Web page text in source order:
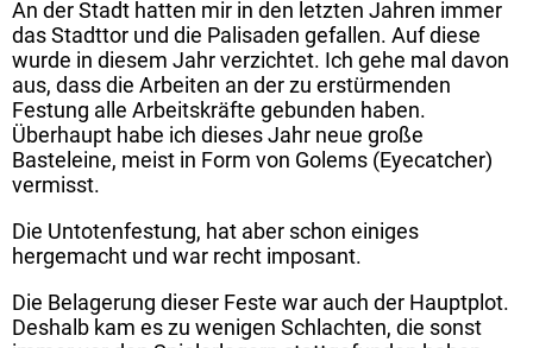
An der Stadt hatten mir in den letzten Jahren immer
das Stadttor und die Palisaden gefallen. Auf diese
wurde in diesem Jahr verzichtet. Ich gehe mal davon
aus, dass die Arbeiten an der zu erstürmenden
Festung alle Arbeitskräfte gebunden haben.
Überhaupt habe ich dieses Jahr neue große
Basteleine, meist in Form von Golems (Eyecatcher)
vermisst.
Die Untotenfestung, hat aber schon einiges
hergemacht und war recht imposant.
Die Belagerung dieser Feste war auch der Hauptplot.
Deshalb kam es zu wenigen Schlachten, die sonst